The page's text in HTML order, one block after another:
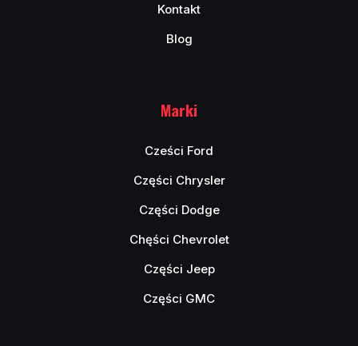
Kontakt
Blog
Marki
Cześci Ford
Części Chrysler
Części Dodge
Chęści Chevrolet
Części Jeep
Części GMC